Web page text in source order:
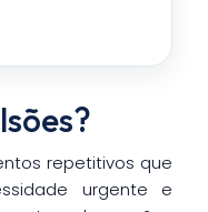
repetitivos que
urgente e